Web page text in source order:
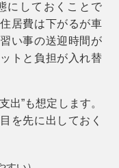
にしておくことで
居費は下がるが車
い事の送迎時間が
トと負担が入れ替
出”も想定します。
を先に出しておく